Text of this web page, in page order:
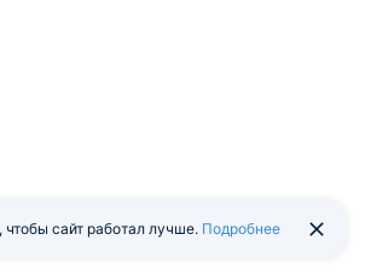
сайт работал лучше. Подробнее